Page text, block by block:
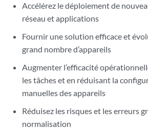
Accélérez le déploiement de
réseau et applications
Fournir une solution efficace et
grand nombre d’appareils
Augmenter l’efficacité
les tâches et en réduisant la
manuelles des appareils
Réduisez les risques et les erreurs
normalisation